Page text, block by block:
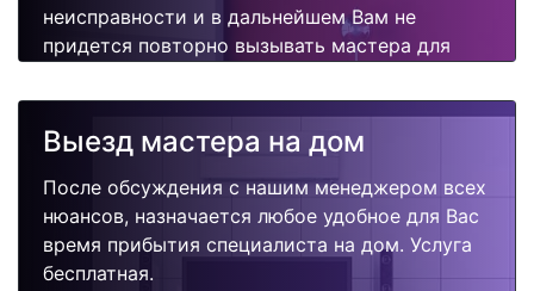
неисправности и в дальнейшем Вам не
придется повторно вызывать мастера для
Выезд мастера на дом
После обсуждения с нашим менеджером всех
нюансов, назначается любое удобное для Вас
время прибытия специалиста на дом. Услуга
бесплатная.